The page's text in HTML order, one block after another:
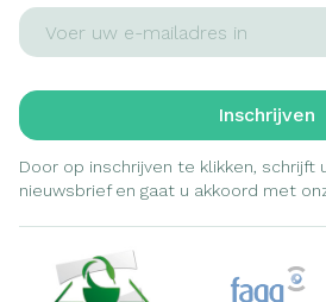
E-mail adres
Inschrijven
Door op inschrijven te klikken, schrijft
nieuwsbrief en gaat u akkoord met